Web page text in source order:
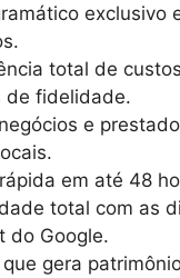
exclusivo
total de
de fidelidade.
e
em até 48
total com as
do Google.
gera